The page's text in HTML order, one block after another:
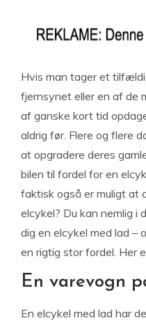
Hvis man tager et
fjernsynet eller en af de
af ganske kort tid
aldrig før. Flere og flere
at opgradere deres
bilen til fordel for en
faktisk også er muligt at
elcykel? Du kan nemlig
dig en elcykel med lad
en rigtig stor fordel. Her
En varevogn
En elcykel med lad har